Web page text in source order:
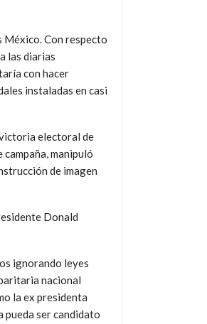
México. Con respecto
las diarias
con hacer
instaladas en casi
electoral de
manipuló
de imagen
Donald
ignorando leyes
nacional
la ex presidenta
pueda ser candidato